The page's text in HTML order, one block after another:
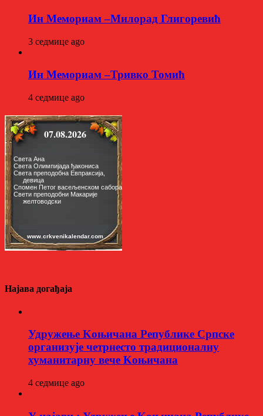
Ин Мемориам –Милорад Глигоревић
3 седмице ago
Ин Мемориам –Тривко Томић
4 седмице ago
Најава догађаја
Удружење Kоњичана Републике Српске
организује четрнесто традиционалну
хуманитарну вече Kоњичана
4 седмице ago